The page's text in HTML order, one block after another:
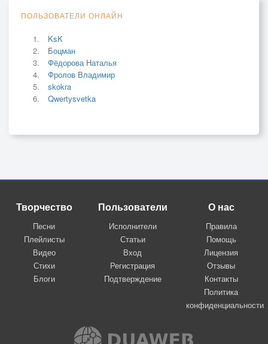
ПОЛЬЗОВАТЕЛИ ОНЛАЙН
KsK
Боцман
Фёдорова Наталья
Фролов Владимир
skokra
Qwertysvetka
Творчество
Песни
Плейлисты
Видео
Стихи
Блоги
Пользователи
Исполнители
Статьи
Вход
Регистрация
Подтверждение
О нас
Правила
Помощь
Лицензия
Отзывы
Контакты
Политика
конфиденциальности